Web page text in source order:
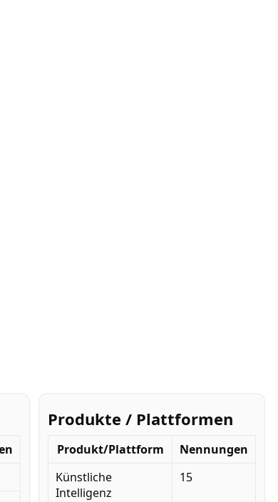
Produkte / Plattformen
Produkt/Plattform
Nennungen
Künstliche
Intelligenz
15